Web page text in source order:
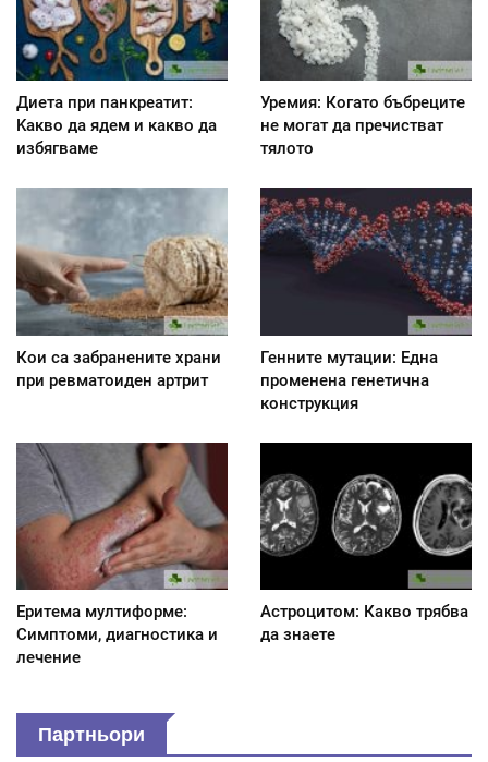
Диета при панкреатит:
Kакво да ядем и какво да
избягваме
Уремия: Когато бъбреците
не могат да пречистват
тялото
Кои са забранените храни
при ревматоиден артрит
Генните мутации: Една
променена генетична
конструкция
Еритема мултиформе:
Симптоми, диагностика и
лечение
Астроцитом: Какво трябва
да знаете
Партньори